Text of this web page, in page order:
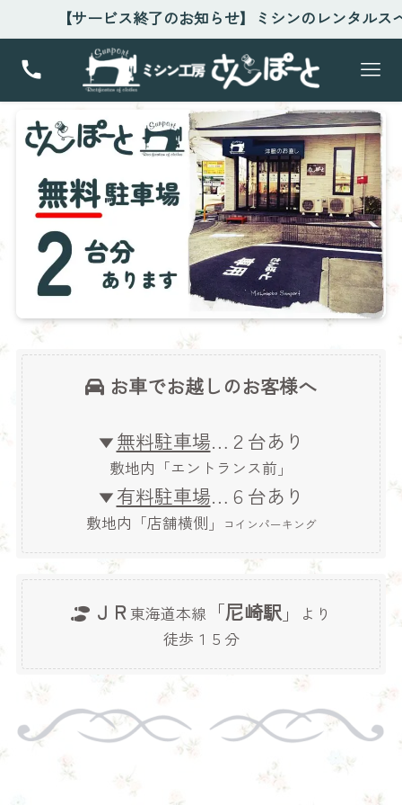
【サービス終了のお知らせ】ミシンのレンタルスペ
お車でお越しのお客様へ
▼ 無料駐車場…２台あり
敷地内「エントランス前」
▼ 有料駐車場…６台あり
敷地内「店舗横側」 コインパーキング
ＪＲ東海道本線 「尼崎駅 」
より
徒歩１５分